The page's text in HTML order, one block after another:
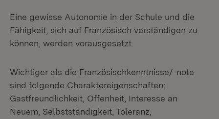
Eine gewisse Autonomie in der Schule und die
Fähigkeit, sich auf Französisch verständigen zu
können, werden vorausgesetzt.
Wichtiger als die Französischkenntnisse/-note
sind folgende Charaktereigenschaften:
Gastfreundlichkeit, Offenheit, Interesse an
Neuem, Selbstständigkeit, Toleranz,